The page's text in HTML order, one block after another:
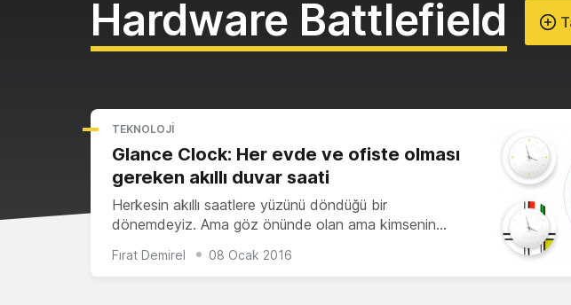
Hardware Battlefield
TEKNOLOJI
Glance Clock: Her evde ve ofiste olması
gereken akıllı duvar saati
Herkesin akıllı saatlere yüzünü döndüğü bir
dönemdeyiz. Ama göz önünde olan ama kimsenin…
Fırat Demirel 08 Ocak 2016